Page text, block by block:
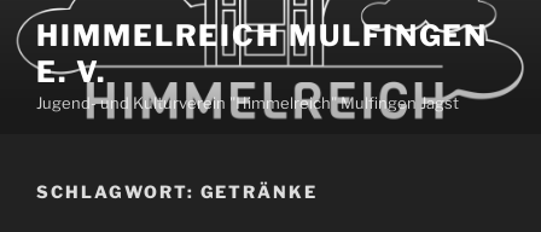
Zum
Inhalt
springen
HIMMELREICH MULFINGEN
E. V.
Jugend- und Kulturverein "Himmelreich" Mulfingen Jagst
SCHLAGWORT: GETRÄNKE